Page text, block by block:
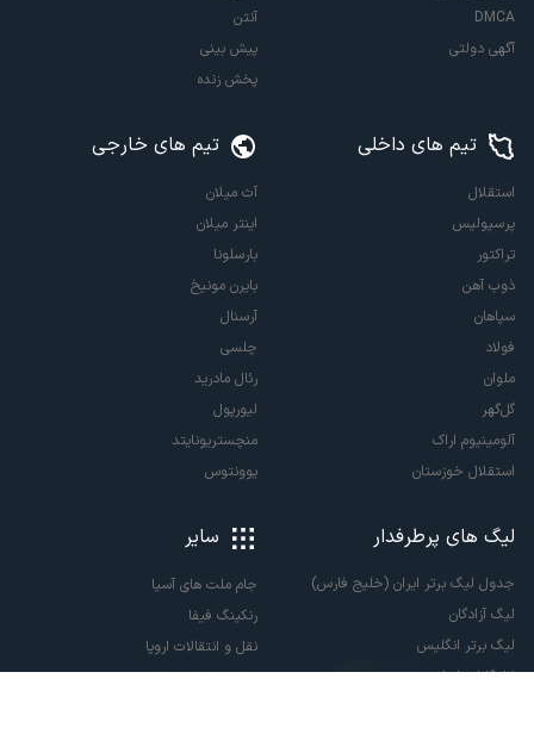
DMCA
آگهی دولتی
آنتن
پیش بینی
پخش زنده
تیم های داخلی
استقلال
پرسپولیس
تراکتور
ذوب آهن
سپاهان
فولاد
ملوان
گل‌گهر
آلومینیوم اراک
استقلال خوزستان
تیم های خارجی
آث میلان
اینتر میلان
بارسلونا
بایرن مونیخ
آرسنال
چلسی
رئال مادرید
لیورپول
منچستریونایتد
یوونتوس
لیگ های پرطرفدار
جدول لیگ برتر ایران (خلیج فارس)
لیگ آزادگان
لیگ برتر انگلیس
لالیگا اسپانیا
سایر
جام ملت های آسیا
رنکینگ فیفا
نقل و انتقالات اروپا
نقل و انتقالات ایران